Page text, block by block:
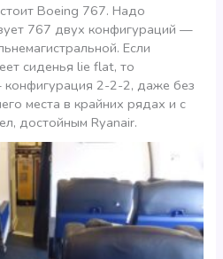
Boeing 767. Надо
767 двух конфигураций —
Если
сиденья lie flat, то
2-2-2, даже без
места в крайних рядах и с
достойным Ryanair.